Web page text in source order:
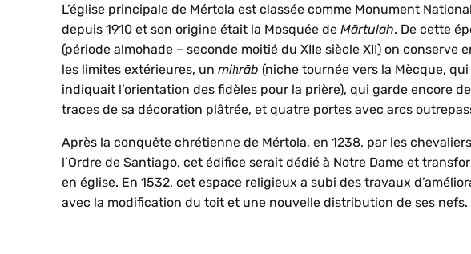
L’église principale de Mértola est classée comme Monument National
depuis 1910 et son origine était la Mosquée deMārtulah. De cette
(période almohade – seconde moitié du XIIe siècle XII) on conserve
les limites extérieures, unmiḥrāb (niche tournée vers la Mècque, qui
indiquait l’orientation des fidèles pour la prière), qui garde encore
traces de sa décoration plâtrée, et quatre portes avec arcs
Après la conquête chrétienne de Mértola, en 1238, par les
l’Ordre de Santiago, cet édifice serait dédié à Notre Dame et
en église. En 1532, cet espace religieux a subi des travaux
avec la modification du toit et une nouvelle distribution de ses nefs.